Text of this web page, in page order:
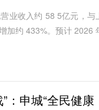
业收入约 58 5亿元，与
加约 433%。预计 2026
：申城“全民健康